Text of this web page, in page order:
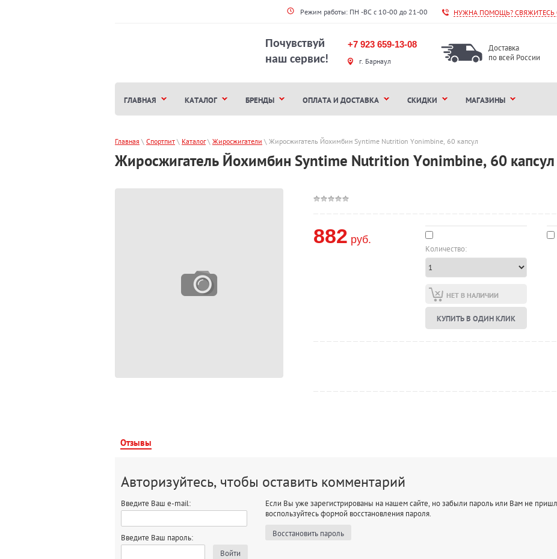
НУЖНА ПОМОЩЬ? СВЯЖИТЕСЬ
Режим работы: ПН -ВС с 10-00 до 21-00
Почувствуй
наш сервис!
+7 923 659-13-08
г. Барнаул
Доставка
по всей России
ГЛАВНАЯ КАТАЛОГ БРЕНДЫ ОПЛАТА И ДОСТАВКА СКИДКИ МАГАЗИНЫ
Главная \ Спортпит \ Каталог \ Жиросжигатели \ Жиросжигатель Йохимбин Syntime Nutrition Yonimbine, 60 капсул
Жиросжигатель Йохимбин Syntime Nutrition Yonimbine, 60 капсул
882 руб.
Количество:
НЕТ В НАЛИЧИИ
КУПИТЬ В ОДИН КЛИК
Отзывы
Авторизуйтесь, чтобы оставить комментарий
Введите Ваш e-mail:
Введите Ваш пароль:
Войти
Если Вы уже зарегистрированы на нашем сайте, но забыли пароль или Вам не
воспользуйтесь формой восстановления пароля.
Восстановить пароль